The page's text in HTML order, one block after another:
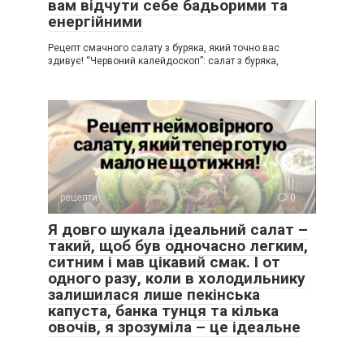
вам відчути себе бадьорими та
енергійними
Рецепт смачного салату з буряка, який точно вас
здивує! “Червоний калейдоскоп”: салат з буряка,
рецепти 0
Я довго шукала ідеальний салат –
такий, щоб був одночасно легким,
ситним і мав цікавий смак. І от
одного разу, коли в холодильнику
залишилася лише пекінська
капуста, банка тунця та кілька
овочів, я зрозуміла – це ідеальне